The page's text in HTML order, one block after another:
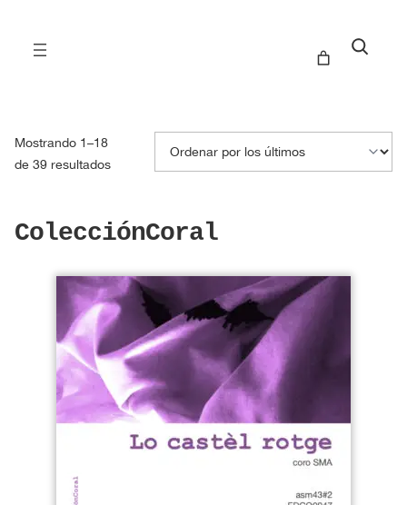
Buscar
Mostrando 1–18
de 39 resultadosOrdenado
últimos
ColecciónCoral